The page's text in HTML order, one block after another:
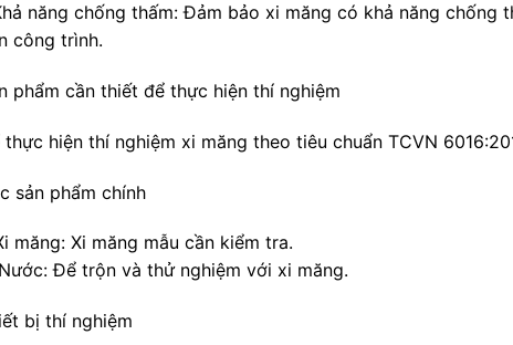
năng chống thấm: Đảm bảo xi măng có khả năng
công trình.
phẩm cần thiết để thực hiện thí nghiệm
hiện thí nghiệm xi măng theo tiêu chuẩn TCVN
sản phẩm chính
măng: Xi măng mẫu cần kiểm tra.
Để trộn và thử nghiệm với xi măng.
bị thí nghiệm